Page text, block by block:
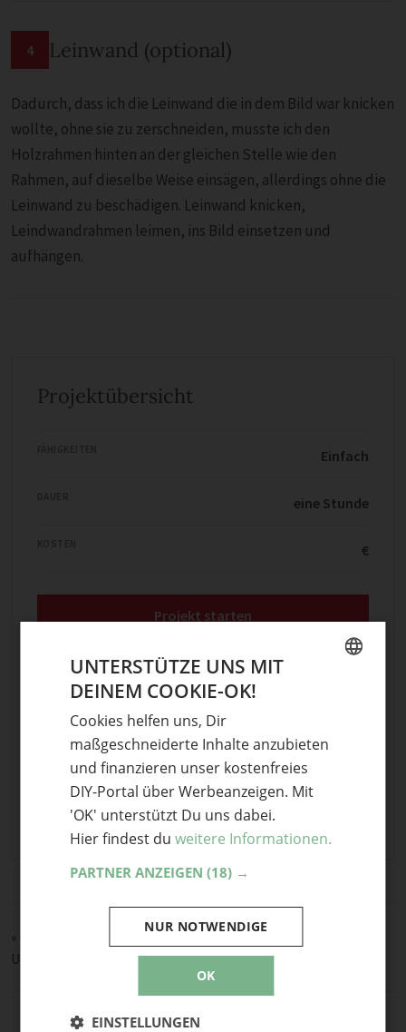
4 Leinwand (optional)
Dadurch, dass ich die Leinwand die in dem Bild war knicken
wollte, ohne sie zu zerschneiden, musste ich den
Holzrahmen hinten an der gleichen Stelle wie den
Rahmen, auf dieselbe Weise einsägen, allerdings ohne die
Leinwand zu beschädigen. Leinwand knicken,
Leindwandrahmen leimen, ins Bild einsetzen und
aufhängen.
Projektübersicht
Einfach
eine Stunde
€
Projekt starten
Teile mit Freunden
Stichwörter
Eckbild,Gemälde, Gesehenundgesehenwerden
Ölbild
«
Upcycling Frühlingsdekoration: bunte Papier-Kugeln
Utensilo Dose Stiftedose Shabby Stars»
UNTERSTÜTZE UNS MIT
DEINEM COOKIE-OK!
Cookies helfen uns, Dir
maßgeschneiderte Inhalte anzubieten
und finanzieren unser kostenfreies
DIY-Portal über Werbeanzeigen. Mit
'OK' unterstützt Du uns dabei.
Hier findest du weitere Informationen.
PARTNER ANZEIGEN (18) →
OK
NUR NOTWENDIGE
EINSTELLUNGEN